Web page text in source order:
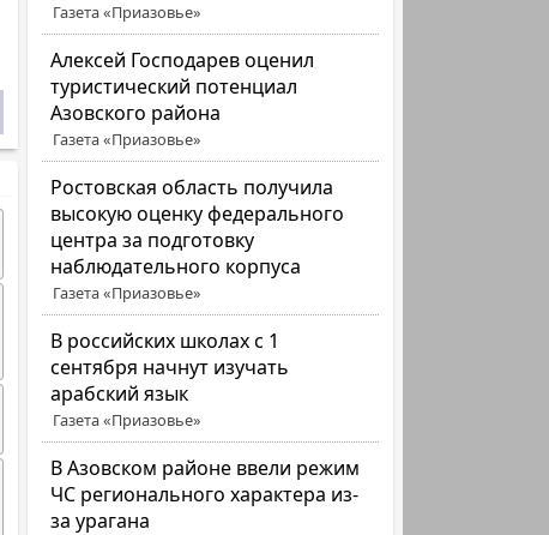
Газета «Приазовье»
Алексей Господарев оценил
туристический потенциал
Азовского района
Газета «Приазовье»
Ростовская область получила
высокую оценку федерального
центра за подготовку
наблюдательного корпуса
Газета «Приазовье»
В российских школах с 1
сентября начнут изучать
арабский язык
Газета «Приазовье»
В Азовском районе ввели режим
ЧС регионального характера из-
за урагана